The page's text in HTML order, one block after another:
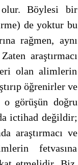
olur. Böylesi bir
de yoktur bu
rağmen, aynı
araştırmacı
olan alimlerin
öğrenirler ve
görüşün doğru
ictihad değildir;
araştırmacı ve
fetvasına